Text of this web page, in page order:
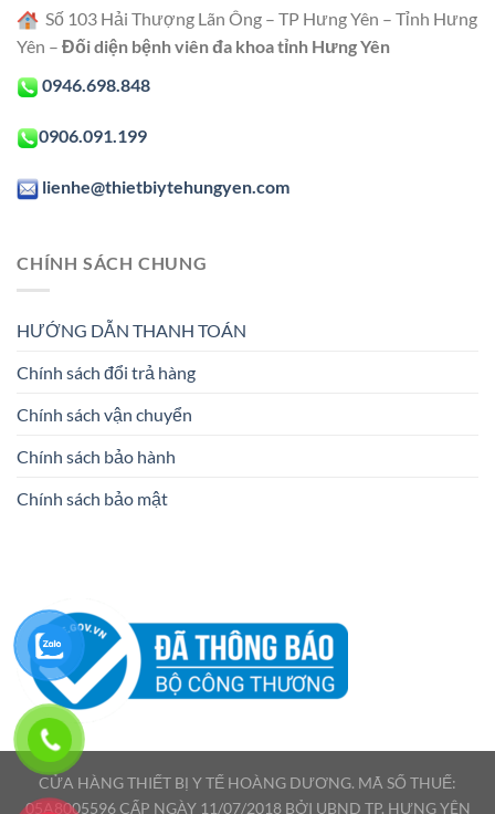
Số 103 Hải Thượng Lãn Ông – TP Hưng Yên – Tỉnh Hưng
Yên – Đối diện bệnh viên đa khoa tỉnh Hưng Yên
0946.698.848
0906.091.199
lienhe@thietbiytehungyen.com
CHÍNH SÁCH CHUNG
HƯỚNG DẪN THANH TOÁN
Chính sách đổi trả hàng
Chính sách vận chuyển
Chính sách bảo hành
Chính sách bảo mật
CỬA HÀNG THIẾT BỊ Y TẾ HOÀNG DƯƠNG. MÃ SỐ THUẾ:
05A8005596 CẤP NGÀY 11/07/2018 BỞI UBND TP. HƯNG YÊN